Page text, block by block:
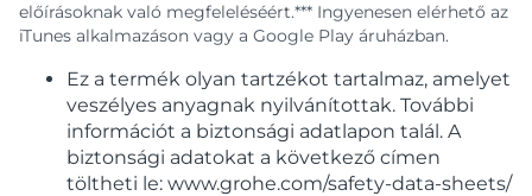
előírásoknak való megfeleléséért.*** Ingyenesen elérhető az
iTunes alkalmazáson vagy a Google Play áruházban.
Ez a termék olyan tartzékot tartalmaz, amelyet
veszélyes anyagnak nyilvánítottak. További
információt a biztonsági adatlapon talál. A
biztonsági adatokat a következő címen
töltheti le: www.grohe.com/safety-data-sheets/